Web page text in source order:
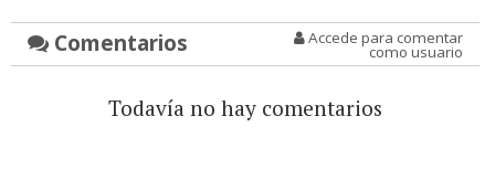
Comentarios Accede para comentar
como usuario
Todavía no hay comentarios